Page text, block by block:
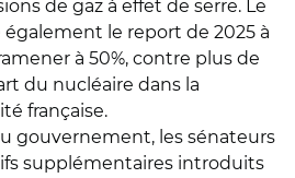
de gaz à effet de serre. Le
le report de 2025 à
à 50%, contre plus de
du nucléaire dans la
française.
gouvernement, les sénateurs
supplémentaires introduits